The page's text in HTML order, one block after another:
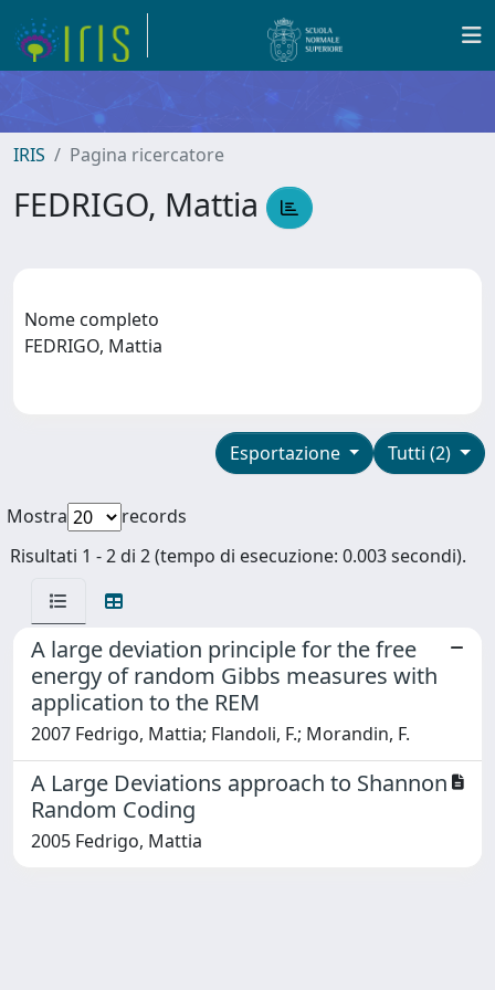
IRIS Pagina ricercatore
FEDRIGO, Mattia
Nome completo
FEDRIGO, Mattia
Tutti (2)
Esportazione
Mostra
records
Risultati 1 - 2 di 2 (tempo di esecuzione: 0.003 secondi).
A large deviation principle for the free
energy of random Gibbs measures with
application to the REM
2007 Fedrigo, Mattia; Flandoli, F.; Morandin, F.
A Large Deviations approach to Shannon
Random Coding
2005 Fedrigo, Mattia